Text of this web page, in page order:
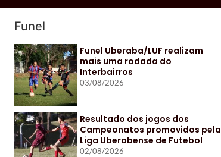
Funel
Funel Uberaba/LUF realizam
mais uma rodada do
Interbairros
03/08/2026
Resultado dos jogos dos
Campeonatos promovidos pela
Liga Uberabense de Futebol
02/08/2026